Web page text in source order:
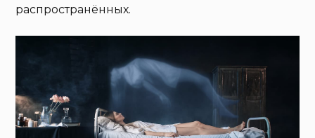
распространённых.